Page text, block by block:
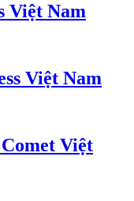
Việt Nam
Việt Nam
Việt